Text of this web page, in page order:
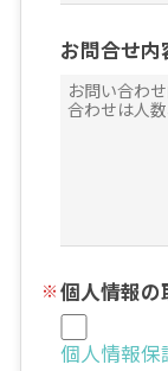
お問合せ内
個人情報の
個人情報保